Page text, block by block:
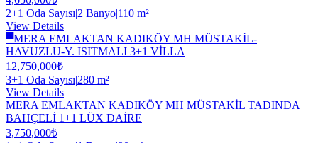
2+1 Oda Sayısı|2 Banyo|110 m²
View Details
▀MERA EMLAKTAN KADIKÖY MH MÜSTAKİL-
HAVUZLU-Y. ISITMALI 3+1 VİLLA
12,750,000₺
3+1 Oda Sayısı|280 m²
View Details
MERA EMLAKTAN KADIKÖY MH MÜSTAKİL TADINDA
BAHÇELİ 1+1 LÜX DAİRE
3,750,000₺